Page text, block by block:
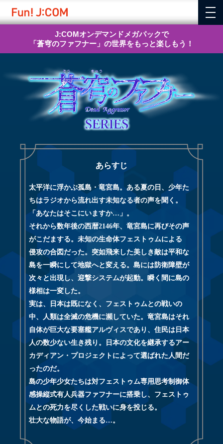
J:COMオンデマンドメガパックで
「蒼穹のファフナー」の世界をもっと楽しもう！
あらすじ
太平洋に浮かぶ孤島・⻯宮島。ある夏の⽇、少年た
ちはラジオから流れ出す未知なる者の声を聞く。
「あなたはそこにいますか…」。
それから数年後の⻄暦2146年、⻯宮島に再びその声
がこだまする。未知の⽣命体フェストゥムによる
侵攻の合図だった。突如⾶来した美しき敵は平和な
島を⼀瞬にして地獄へと変える。島には防衛障壁が
次々と出現し、迎撃システムが起動。瞬く間に島の
様相は一変した。
実は、日本は既になく、フェストゥムとの戦いの
中、人類は全滅の危機に瀕していた。竜宮島はそれ
自体が巨大な要塞艦アルヴィスであり、住民は日本
人の数少ない生き残り。日本の文化を継承するアー
カディアン・プロジェクトによって選ばれた人間だ
ったのだ。
島の少年少女たちは対フェストゥム専用思考制御体
感操縦式有人兵器ファフナーに搭乗し、フェストゥ
ムとの死力を尽くした戦いに身を投じる。
壮大な物語が、今始まる…。